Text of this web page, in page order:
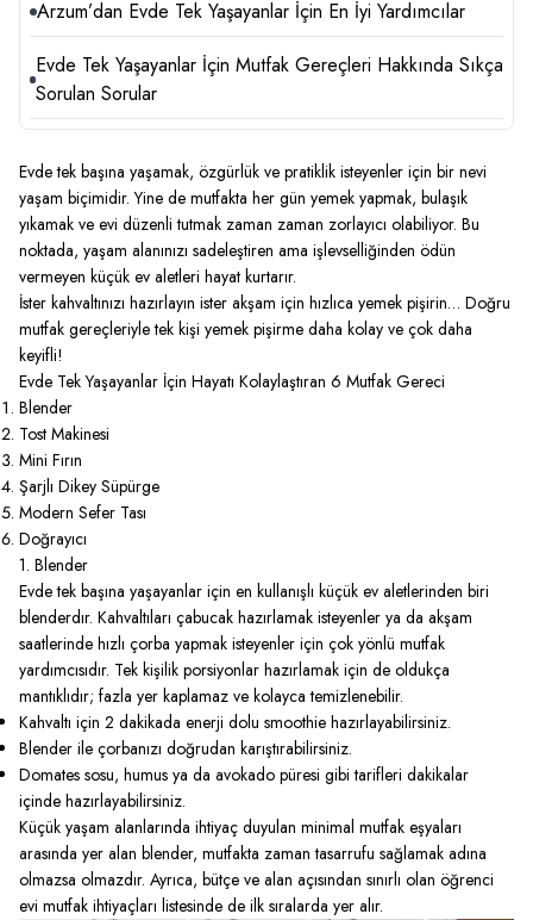
Arzum’dan Evde Tek Yaşayanlar İçin En İyi Yardımcılar
Evde Tek Yaşayanlar İçin Mutfak Gereçleri Hakkında Sıkça
Sorulan Sorular
Evde tek başına yaşamak, özgürlük ve pratiklik isteyenler için bir nevi
yaşam biçimidir. Yine de mutfakta her gün yemek yapmak, bulaşık
yıkamak ve evi düzenli tutmak zaman zaman zorlayıcı olabiliyor. Bu
noktada, yaşam alanınızı sadeleştiren ama işlevselliğinden ödün
vermeyen küçük ev aletleri hayat kurtarır.
İster kahvaltınızı hazırlayın ister akşam için hızlıca yemek pişirin… Doğru
mutfak gereçleriyle tek kişi yemek pişirme daha kolay ve çok daha
keyifli!
Evde Tek Yaşayanlar İçin Hayatı Kolaylaştıran 6 Mutfak Gereci
Blender
Tost Makinesi
Mini Fırın
Şarjlı Dikey Süpürge
Modern Sefer Tası
Doğrayıcı
1. Blender
Evde tek başına yaşayanlar için en kullanışlı küçük ev aletlerinden biri
blenderdır. Kahvaltıları çabucak hazırlamak isteyenler ya da akşam
saatlerinde hızlı çorba yapmak isteyenler için çok yönlü mutfak
yardımcısıdır. Tek kişilik porsiyonlar hazırlamak için de oldukça
mantıklıdır; fazla yer kaplamaz ve kolayca temizlenebilir.
Kahvaltı için 2 dakikada enerji dolu smoothie hazırlayabilirsiniz.
Blender ile çorbanızı doğrudan karıştırabilirsiniz.
Domates sosu, humus ya da avokado püresi gibi tarifleri dakikalar
içinde hazırlayabilirsiniz.
Küçük yaşam alanlarında ihtiyaç duyulan minimal mutfak eşyaları
arasında yer alan blender, mutfakta zaman tasarrufu sağlamak adına
olmazsa olmazdır. Ayrıca, bütçe ve alan açısından sınırlı olan öğrenci
evi mutfak ihtiyaçları listesinde de ilk sıralarda yer alır.